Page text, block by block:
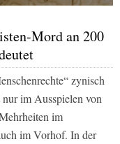
Mord an 200
zynisch
im Ausspielen von
im
im Vorhof. In der